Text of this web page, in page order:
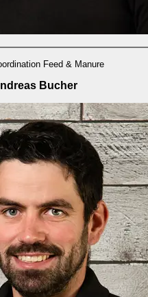
Feed & Manure
Bucher